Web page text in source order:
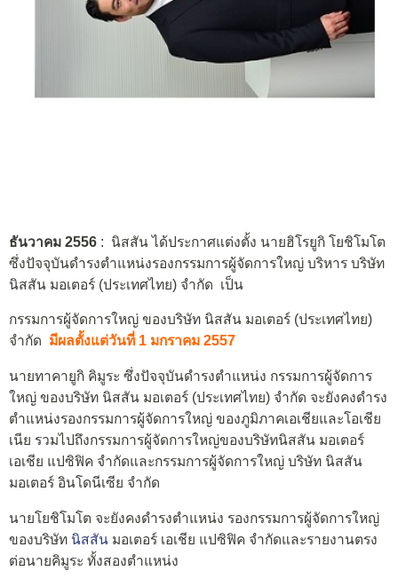
ธันวาคม 2556 : นิสสัน ได้ประกาศแต่งตั้ง นายฮิโรยูกิ โยชิโมโต
ซึ่งปัจจุบันดำรงตำแหน่งรองกรรมการผู้จัดการใหญ่ บริหาร บริษัท
นิสสัน มอเตอร์ (ประเทศไทย) จำกัด เป็น
กรรมการผู้จัดการใหญ่ ของบริษัท นิสสัน มอเตอร์ (ประเทศไทย)
จำกัด มีผลตั้งแต่วันที่ 1 มกราคม 2557
นายทาคายูกิ คิมูระ ซึ่งปัจจุบันดำรงตำแหน่ง กรรมการผู้จัดการ
ใหญ่ ของบริษัท นิสสัน มอเตอร์ (ประเทศไทย) จำกัด จะยังคงดำรง
ตำแหน่งรองกรรมการผู้จัดการใหญ่ ของภูมิภาคเอเชียและโอเชีย
เนีย รวมไปถึงกรรมการผู้จัดการใหญ่ของบริษัทนิสสัน มอเตอร์
เอเชีย แปซิฟิค จำกัดและกรรมการผู้จัดการใหญ่ บริษัท นิสสัน
มอเตอร์ อินโดนีเซีย จำกัด
นายโยชิโมโต จะยังคงดำรงตำแหน่ง รองกรรมการผู้จัดการใหญ่
ของบริษัท นิสสัน มอเตอร์ เอเชีย แปซิฟิค จำกัดและรายงานตรง
ต่อนายคิมูระ ทั้งสองตำแหน่ง